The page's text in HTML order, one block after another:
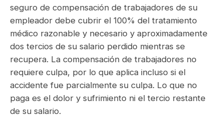
seguro de compensación de trabajadores de su
empleador debe cubrir el 100% del tratamiento
médico razonable y necesario y aproximadamente
dos tercios de su salario perdido mientras se
recupera. La compensación de trabajadores no
requiere culpa, por lo que aplica incluso si el
accidente fue parcialmente su culpa. Lo que no
paga es el dolor y sufrimiento ni el tercio restante
de su salario.